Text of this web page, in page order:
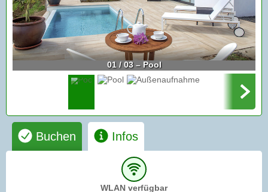
01 / 03 – Pool
Buchen Infos
WLAN verfügbar